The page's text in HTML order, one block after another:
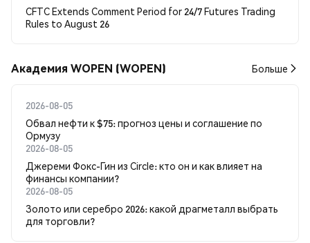
CFTC Extends Comment Period for 24/7 Futures Trading
Rules to August 26
Академия WOPEN (WOPEN) Больше
2026-08-05
Обвал нефти к $75: прогноз цены и соглашение по
Ормузу
2026-08-05
Джереми Фокс-Гин из Circle: кто он и как влияет на
финансы компании?
2026-08-05
Золото или серебро 2026: какой драгметалл выбрать
для торговли?